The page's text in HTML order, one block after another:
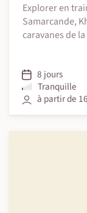
Explorer en
Samarcande,
caravanes de
8 jours
Tranquille
à partir de